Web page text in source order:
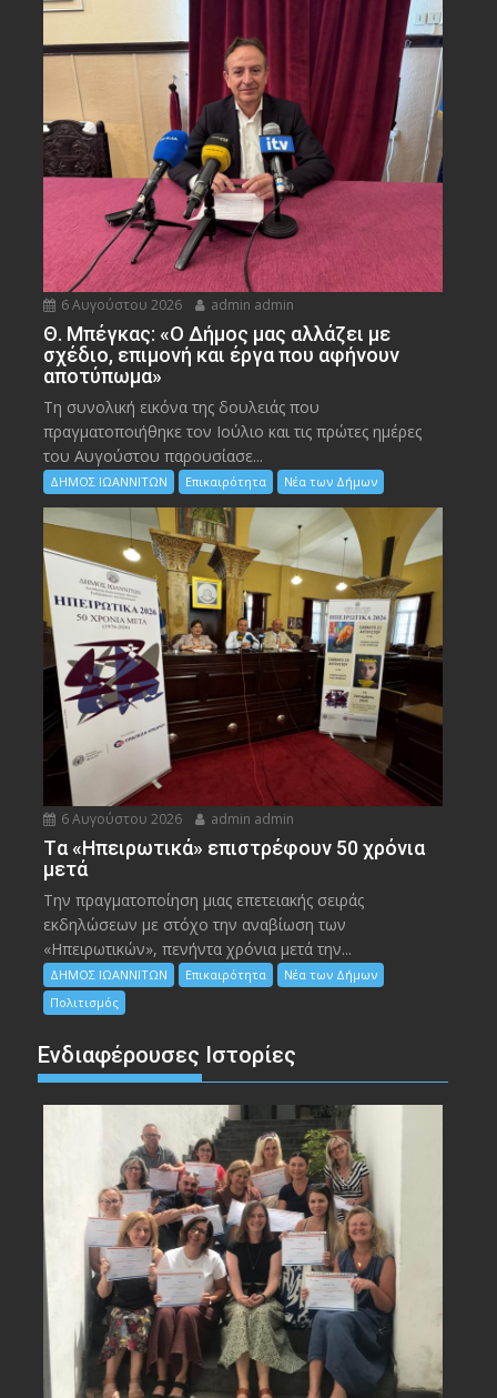
6 Αυγούστου 2026 admin admin
Θ. Μπέγκας: «Ο Δήμος μας αλλάζει με
σχέδιο, επιμονή και έργα που αφήνουν
αποτύπωμα»
Τη συνολική εικόνα της δουλειάς που
πραγματοποιήθηκε τον Ιούλιο και τις πρώτες ημέρες
του Αυγούστου παρουσίασε...
ΔΗΜΟΣ ΙΩΑΝΝΙΤΩΝ Επικαιρότητα Νέα των Δήμων
6 Αυγούστου 2026 admin admin
Tα «Ηπειρωτικά» επιστρέφουν 50 χρόνια
μετά
Την πραγματοποίηση μιας επετειακής σειράς
εκδηλώσεων με στόχο την αναβίωση των
«Ηπειρωτικών», πενήντα χρόνια μετά την...
ΔΗΜΟΣ ΙΩΑΝΝΙΤΩΝ Επικαιρότητα
Νέα των Δήμων
Πολιτισμός
Ενδιαφέρουσες Ιστορίες